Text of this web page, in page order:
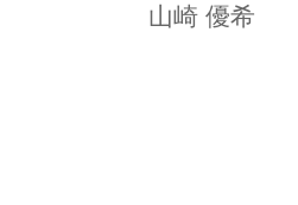
山崎 優希